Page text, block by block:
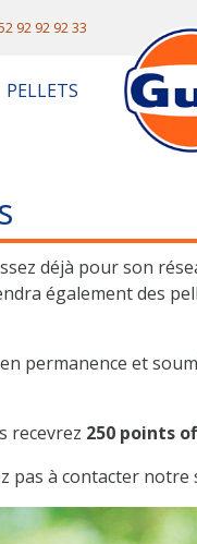
92 92 92 33
PELLETS
déjà pour son
également des
permanence et
recevrez 250 points
à contacter notre